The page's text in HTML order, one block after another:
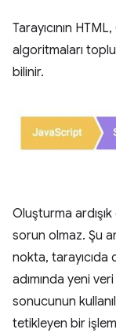
Tarayıcının
algoritmaları
bilinir.
Oluşturma ardışık
sorun olmaz. Şu
nokta, tarayıcıda
adımında yeni
sonucunun
tetikleyen bir